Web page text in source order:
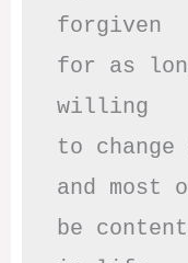
forgiven
for as
willing
to change
and most
be